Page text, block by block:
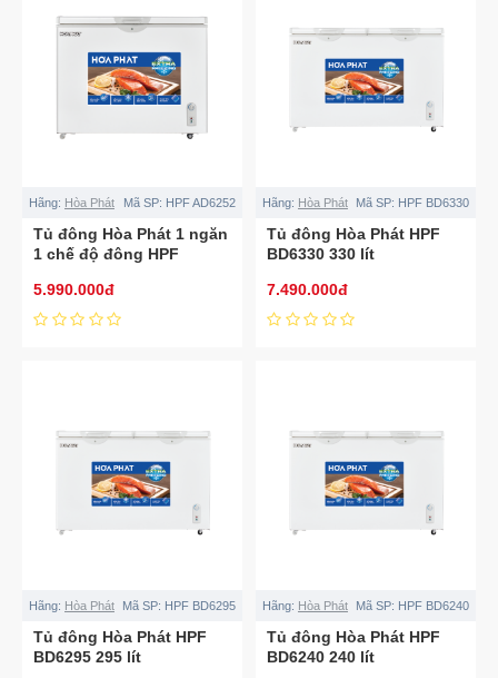
Hãng: Hòa Phát Mã SP: HPF AD6252
Tủ đông Hòa Phát 1 ngăn
1 chế độ đông HPF
5.990.000đ
Hãng: Hòa Phát Mã SP: HPF BD6330
Tủ đông Hòa Phát HPF
BD6330 330 lít
7.490.000đ
Hãng: Hòa Phát Mã SP: HPF BD6295
Tủ đông Hòa Phát HPF
BD6295 295 lít
Hãng: Hòa Phát Mã SP: HPF BD6240
Tủ đông Hòa Phát HPF
BD6240 240 lít